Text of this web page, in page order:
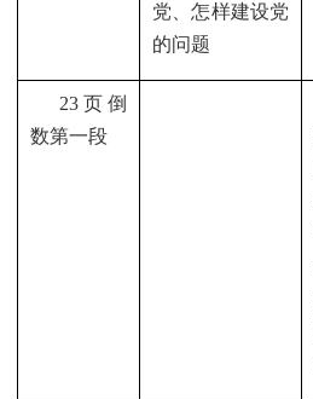
党、怎样建设党
的问题
23 页倒
数第一段